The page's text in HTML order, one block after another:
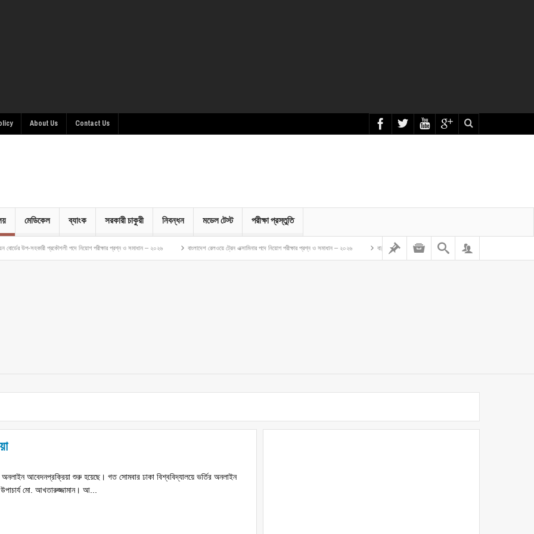
About Us Contact Us
মেডিকেল ব্যাংক সরকারী চাকুরী নিবন্ধন মডেল টেস্ট পরীক্ষা প্রস্তুতি
প্রকৌশলী পদে নিয়োগ পরীক্ষার প্রশ্ন ও সমাধান – ২০২৬ বাংলাদেশ রেলওয়ে ট্রেন এক্সামিনার পদে নিয়োগ পরীক্ষার প্রশ্ন ও সমাধান – ২০২৬ বাংলাদেশ গম ও ভুট্টা গবেষণা ইনস্টিটিউট এর অফিস সহকারী কাম কম্পিউটার মুদ্রাক্ষরিক
অনলাইন আবেদনপ্রক্রিয়া শুরু হয়েছে। গত সোমবার ঢাকা বিশ্ববিদ্যালয়ে ভর্তির অনলাইন
মো. আখতারুজ্জামান। আ...